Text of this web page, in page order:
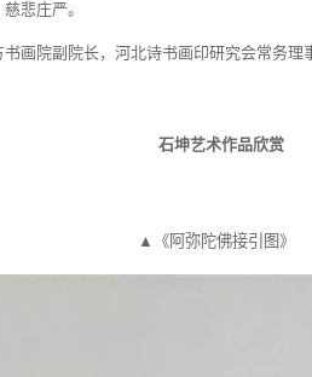
悲庄严。
画院副院长，河北诗书画印研究会常务
石坤艺术作品欣赏
▲《阿弥陀佛接引图》